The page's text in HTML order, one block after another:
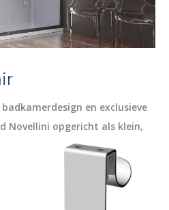
en exclusieve
Novellini opgericht als klein,